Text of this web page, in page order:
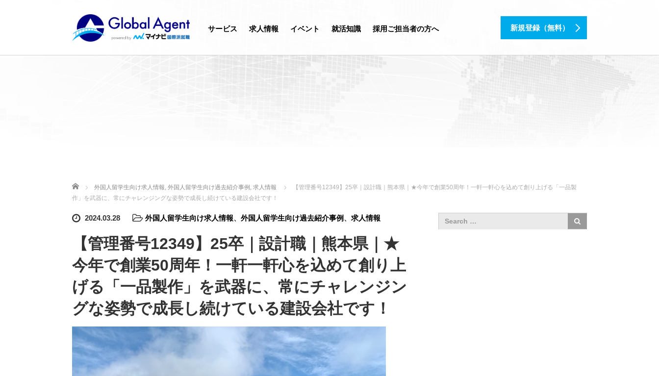
サービス 求人情報 イベント 就活知識 採用ご担当者の方へ 新規登録（無料）
ホーム 外国人留学生向け求人情報, 外国人留学生向け過去紹介事例 , 求人情報
【管理番号12349】25卒｜設計職｜熊本県｜★今年で創業50周年！一軒一軒心を込めて創り上げる「一品製
作」を武器に、常にチャレンジングな姿勢で成長し続けている建設会社です！
2024.03.28 外国人留学生向け求人情報、 外国人留学生向け過去紹介事例、 求人情報
【管理番号12349】25卒｜設計職｜熊本県｜★
今年で創業50周年！一軒一軒心を込めて創り上
げる「一品製作」を武器に、常にチャレンジン
グな姿勢で成長し続けている建設会社です！